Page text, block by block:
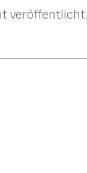
veröffentlicht.